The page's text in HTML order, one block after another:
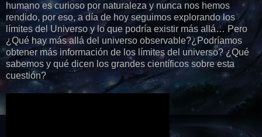
humano es curioso por naturaleza y nunca nos hemos
rendido, por eso, a día de hoy seguimos explorando los
límites del Universo y lo que podría existir más allá… Pero
¿Qué hay más allá del universo observable?¿Podríamos
obtener más información de los límites del universo? ¿Qué
sabemos y qué dicen los grandes científicos sobre esta
cuestión?